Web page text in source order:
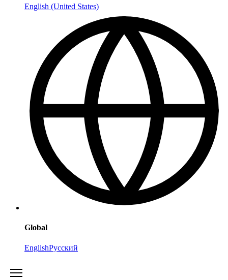
English (United States)
Global
EnglishРусский